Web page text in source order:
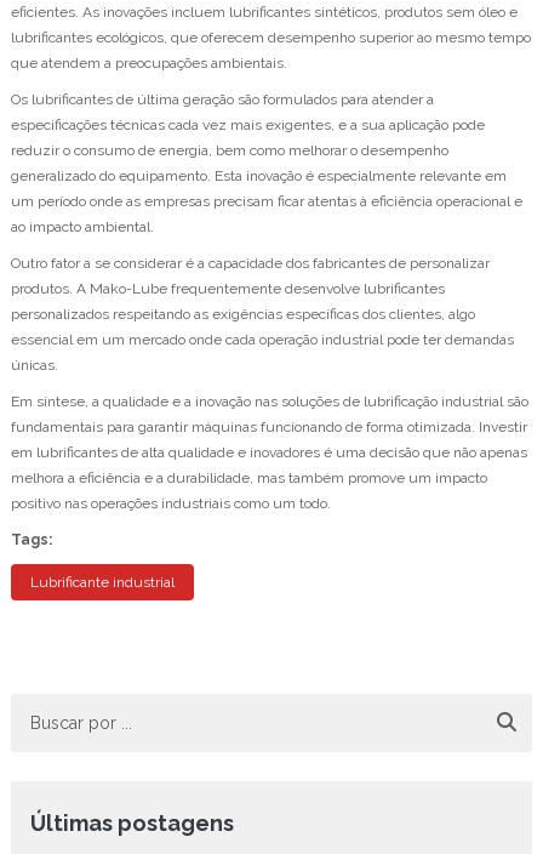
eficientes. As inovações incluem lubrificantes sintéticos, produtos sem óleo e
lubrificantes ecológicos, que oferecem desempenho superior ao mesmo tempo
que atendem a preocupações ambientais.
Os lubrificantes de última geração são formulados para atender a
especificações técnicas cada vez mais exigentes, e a sua aplicação pode
reduzir o consumo de energia, bem como melhorar o desempenho
generalizado do equipamento. Esta inovação é especialmente relevante em
um período onde as empresas precisam ficar atentas à eficiência operacional e
ao impacto ambiental.
Outro fator a se considerar é a capacidade dos fabricantes de personalizar
produtos. A Mako-Lube frequentemente desenvolve lubrificantes
personalizados respeitando as exigências específicas dos clientes, algo
essencial em um mercado onde cada operação industrial pode ter demandas
únicas.
Em síntese, a qualidade e a inovação nas soluções de lubrificação industrial são
fundamentais para garantir máquinas funcionando de forma otimizada. Investir
em lubrificantes de alta qualidade e inovadores é uma decisão que não apenas
melhora a eficiência e a durabilidade, mas também promove um impacto
positivo nas operações industriais como um todo.
Tags:
Lubrificante industrial
Últimas postagens